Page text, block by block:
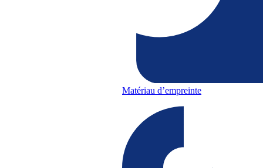
Matériau d’empreinte